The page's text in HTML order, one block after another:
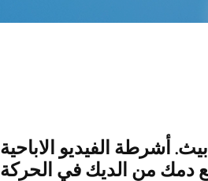
أشرطة الفيديو الاباحية